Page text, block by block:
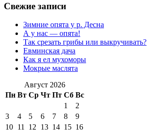
Свежие записи
Зимние опята у р. Десна
А у нас — опята!
Так срезать грибы или выкручивать?
Евминская дача
Как я ел мухоморы
Мокрые маслята
Август 2026
Пн Вт Ср Чт Пт Сб Вс
1
2
3
4 5 6 7 8
9
10 11 12 13 14 15 16